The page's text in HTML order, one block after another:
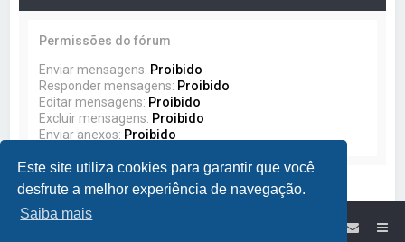
Este site utiliza cookies para garantir que você
desfrute a melhor experiência de navegação.
Saiba mais
Permissões do fórum
Enviar mensagens: Proibido
Responder mensagens: Proibido
Editar mensagens: Proibido
Excluir mensagens: Proibido
Enviar anexos: Proibido